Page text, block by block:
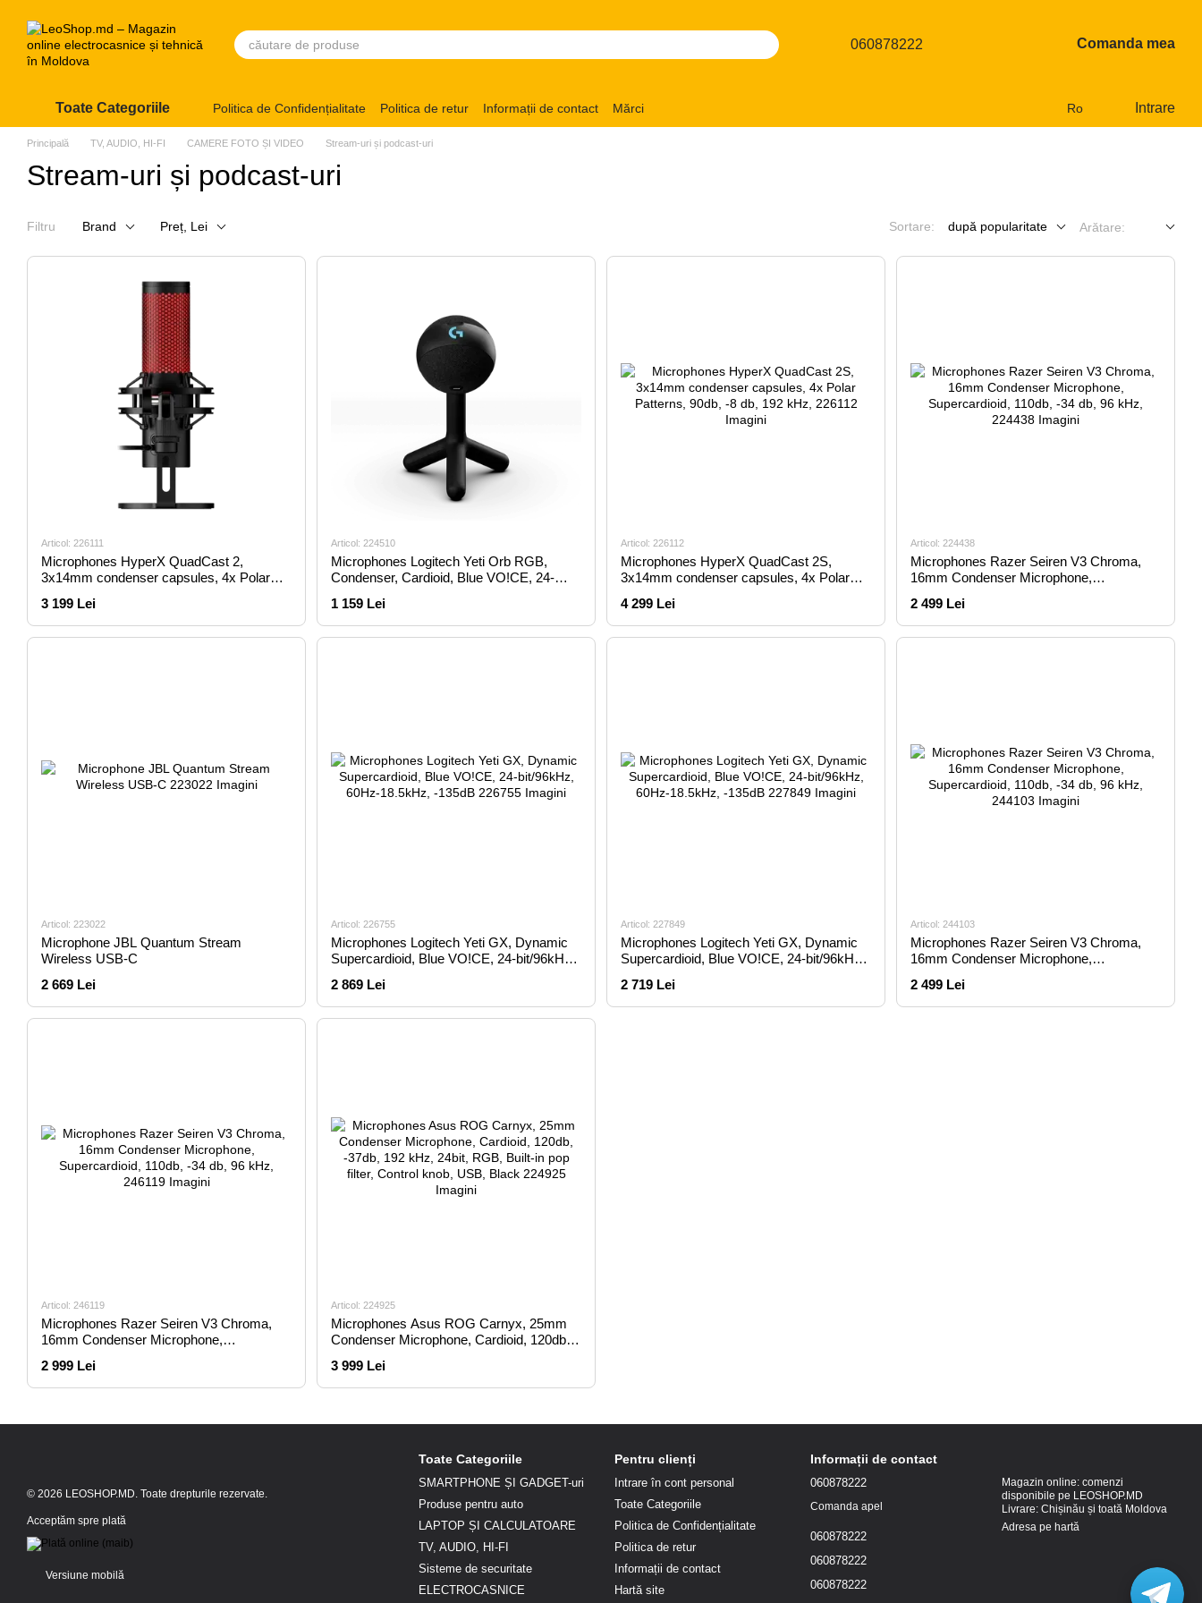
060878222 Comanda mea
Toate Categoriile Politica de Confidențialitate Politica de retur Informații de contact Mărci Ro Intrare
Principală TV, AUDIO, HI-FI CAMERE FOTO ȘI VIDEO Stream-uri și podcast-uri
Stream-uri și podcast-uri
Filtru Brand Preț, Lei Sortare: după popularitate Arătare:
Articol: 226111
Microphones HyperX QuadCast 2,
3x14mm condenser capsules, 4x Polar
3 199 Lei
Articol: 224510
Microphones Logitech Yeti Orb RGB,
Condenser, Cardioid, Blue VO!CE, 24-
1 159 Lei
Articol: 226112
Microphones HyperX QuadCast 2S,
3x14mm condenser capsules, 4x Polar
4 299 Lei
Articol: 224438
Microphones Razer Seiren V3 Chroma,
16mm Condenser Microphone,
2 499 Lei
Articol: 223022
Microphone JBL Quantum Stream
Wireless USB-C
2 669 Lei
Articol: 226755
Microphones Logitech Yeti GX, Dynamic
Supercardioid, Blue VO!CE, 24-bit/96kHz,
2 869 Lei
Articol: 227849
Microphones Logitech Yeti GX, Dynamic
Supercardioid, Blue VO!CE, 24-bit/96kHz,
2 719 Lei
Articol: 244103
Microphones Razer Seiren V3 Chroma,
16mm Condenser Microphone,
2 499 Lei
Articol: 246119
Microphones Razer Seiren V3 Chroma,
16mm Condenser Microphone,
2 999 Lei
Articol: 224925
Microphones Asus ROG Carnyx, 25mm
Condenser Microphone, Cardioid, 120db,
filter, Control knob, USB, Black
3 999 Lei
© 2026 LEOSHOP.MD. Toate drepturile rezervate.
Acceptăm spre plată
Versiune mobilă
Toate Categoriile
SMARTPHONE ȘI GADGET-uri
Produse pentru auto
LAPTOP ȘI CALCULATOARE
TV, AUDIO, HI-FI
Sisteme de securitate
ELECTROCASNICE
Pentru clienți
Intrare în cont personal
Toate Categoriile
Politica de Confidențialitate
Politica de retur
Informații de contact
Hartă site
Informații de contact
060878222
Comanda apel
060878222
060878222
060878222
Magazin online: comenzi
disponibile pe LEOSHOP.MD
Livrare: Chișinău și toată Moldova
Adresa pe hartă